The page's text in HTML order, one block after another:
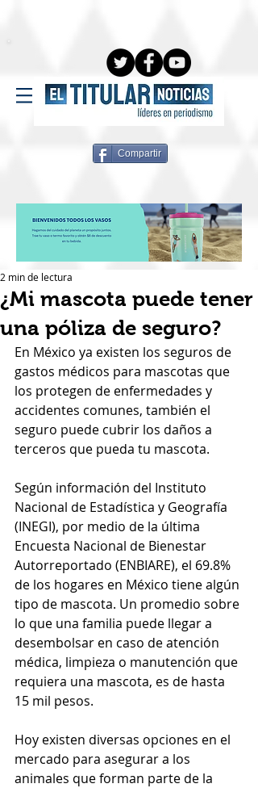
Compartir
¿Mi mascota puede tener
una póliza de seguro?
2 min de lectura
En México ya existen los seguros de
gastos médicos para mascotas que
los protegen de enfermedades y
accidentes comunes, también el
seguro puede cubrir los daños a
terceros que pueda tu mascota.
Según información del Instituto
Nacional de Estadística y Geografía
(INEGI), por medio de la última
Encuesta Nacional de Bienestar
Autorreportado (ENBIARE), el 69.8%
de los hogares en México tiene algún
tipo de mascota. Un promedio sobre
lo que una familia puede llegar a
desembolsar en caso de atención
médica, limpieza o manutención que
requiera una mascota, es de hasta
15 mil pesos.
Hoy existen diversas opciones en el
mercado para asegurar a los
animales que forman parte de la